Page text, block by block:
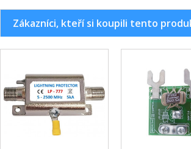
Zákazníci, kteří si koupili tento